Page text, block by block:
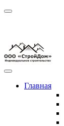
Главная